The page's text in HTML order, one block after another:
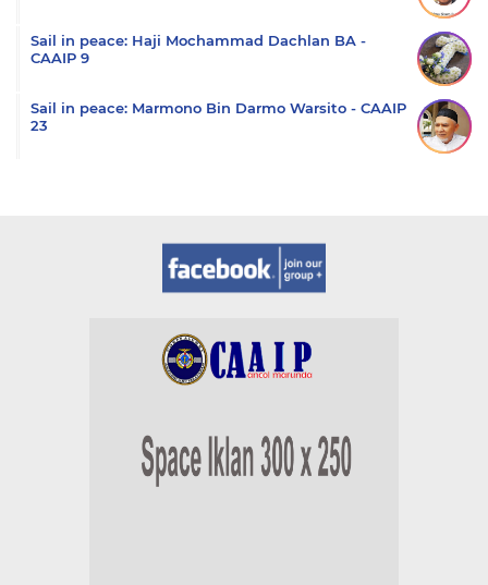
Sail in peace: Haji Mochammad Dachlan BA -
CAAIP 9
Sail in peace: Marmono Bin Darmo Warsito - CAAIP
23